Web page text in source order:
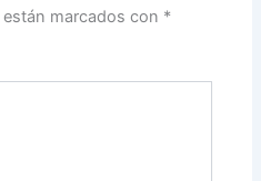
marcados con *